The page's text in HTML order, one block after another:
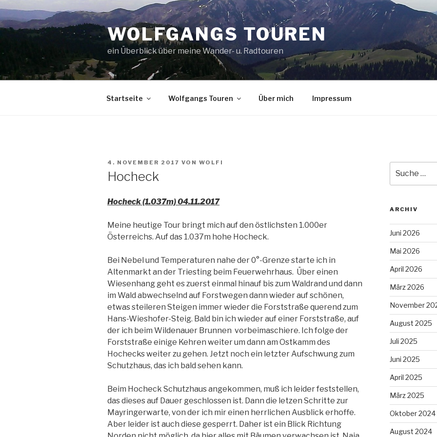
Inhalt
springen
WOLFGANGS TOUREN
ein Überblick über meine Wander- u. Radtouren
Startseite Wolfgangs Touren Über mich Impressum
VERÖFFENTLICHT
4. NOVEMBER 2017 VON WOLFI
Hocheck
Hocheck (1.037m) 04.11.2017
Meine heutige Tour bringt mich auf den östlichsten 1.000er
Österreichs. Auf das 1.037m hohe Hocheck.
Bei Nebel und Temperaturen nahe der 0°-Grenze starte ich in
Altenmarkt an der Triesting beim Feuerwehrhaus. Über einen
Wiesenhang geht es zuerst einmal hinauf bis zum Waldrand und dann
im Wald abwechselnd auf Forstwegen dann wieder auf schönen,
etwas steileren Steigen immer wieder die Forststraße querend zum
Hans-Wieshofer-Steig. Bald bin ich wieder auf einer Forststraße, auf
der ich beim Wildenauer Brunnen vorbeimaschiere. Ich folge der
Forststraße einige Kehren weiter um dann am Ostkamm des
Hochecks weiter zu gehen. Jetzt noch ein letzter Aufschwung zum
Schutzhaus, das ich bald sehen kann.
Beim Hocheck Schutzhaus angekommen, muß ich leider feststellen,
das dieses auf Dauer geschlossen ist. Dann die letzen Schritte zur
Mayringerwarte, von der ich mir einen herrlichen Ausblick erhoffe.
Aber leider ist auch diese gesperrt. Daher ist ein Blick Richtung
nach:
ARCHIV
Juni 2026
Mai 2026
April 2026
März 2026
November
August 2025
Juli 2025
Juni 2025
April 2025
März 2025
Oktober 2024
August 2024